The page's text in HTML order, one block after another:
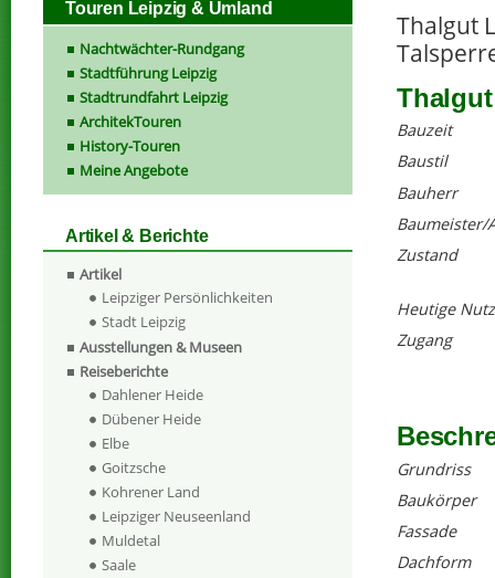
Thalgut
Bauzeit
Baustil
Bauherr
Baumeister/
Zustand
Heutige
Zugang
Grundriss
Baukörper
Fassade
Dachform
Touren Leipzig & Umland
Nachtwächter-Rundgang
Stadtführung Leipzig
Stadtrundfahrt Leipzig
ArchitekTouren
History-Touren
Meine Angebote
Artikel & Berichte
Artikel
Leipziger Persönlichkeiten
Stadt Leipzig
Ausstellungen & Museen
Reiseberichte
Dahlener Heide
Dübener Heide
Elbe
Goitzsche
Kohrener Land
Leipziger Neuseenland
Muldetal
Saale